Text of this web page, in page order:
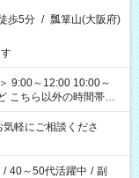
歩5分 / 瓢箪山(大阪府)
軽にご相談くださ
/ 40～50代活躍中 / 副